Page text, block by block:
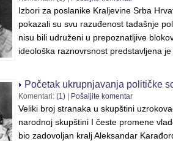
Izbori za poslanike Kraljevine Srba
pokazali su svu razuđenost tadašnje
nisu bili udruženi u prepoznatljive
ideološka raznovrsnost predstavljena
Početak ukrupnjavanja političke
Komentari: (1) Pošaljite komentar
Veliki broj stranaka u skupštini
narodnoj skupštini I česte promene
bio zadovoljan kralj Aleksandar